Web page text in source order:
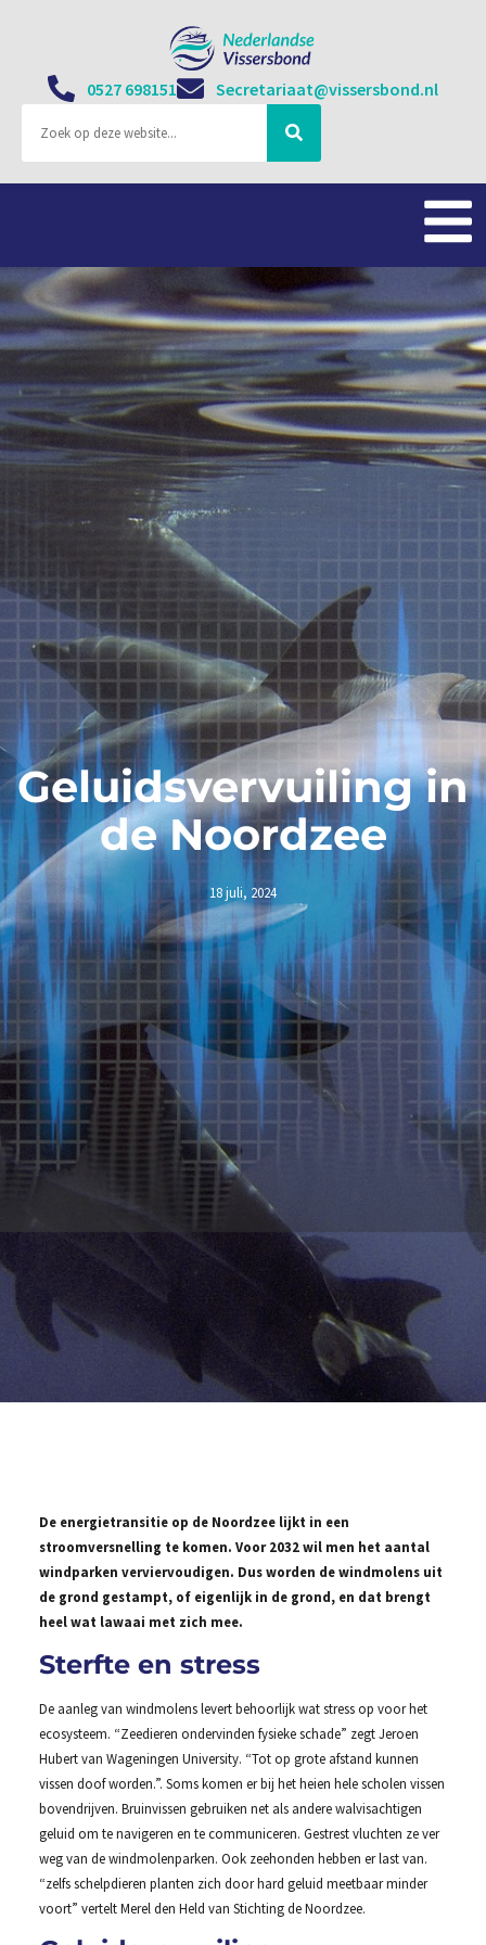
0527 698151 Secretariaat@vissersbond.nl
Geluidsvervuiling in
de Noordzee
18 juli, 2024
De energietransitie op de Noordzee lijkt in een
stroomversnelling te komen. Voor 2032 wil men het aantal
windparken verviervoudigen. Dus worden de windmolens uit
de grond gestampt, of eigenlijk in de grond, en dat brengt
heel wat lawaai met zich mee.
Sterfte en stress
De aanleg van windmolens levert behoorlijk wat stress op voor het
ecosysteem. “Zeedieren ondervinden fysieke schade” zegt Jeroen
Hubert van Wageningen University. “Tot op grote afstand kunnen
vissen doof worden.”. Soms komen er bij het heien hele scholen vissen
bovendrijven. Bruinvissen gebruiken net als andere walvisachtigen
geluid om te navigeren en te communiceren. Gestrest vluchten ze ver
weg van de windmolenparken. Ook zeehonden hebben er last van.
“zelfs schelpdieren planten zich door hard geluid meetbaar minder
voort” vertelt Merel den Held van Stichting de Noordzee.